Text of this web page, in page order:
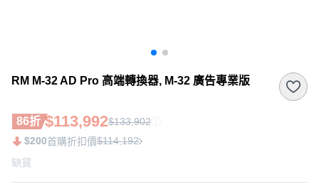
RM M-32 AD Pro 高端轉換器, M-32 廣告專業版
86折 $113,992$133,902
$200首購折扣價$114,192
缺貨